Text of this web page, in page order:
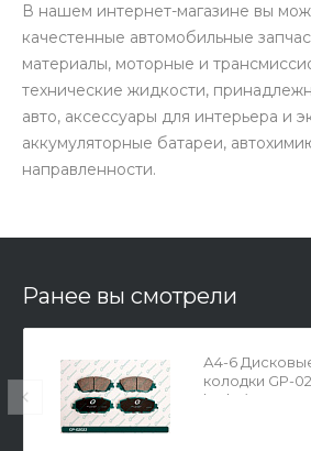
В нашем интернет-магазине вы
качестенные автомобильные
материалы, моторные и
технические жидкости,
авто, аксессуары для интерьера и
аккумуляторные батареи,
направленности.
Ранее вы смотрели
А4-6
колодки GP-
brake)